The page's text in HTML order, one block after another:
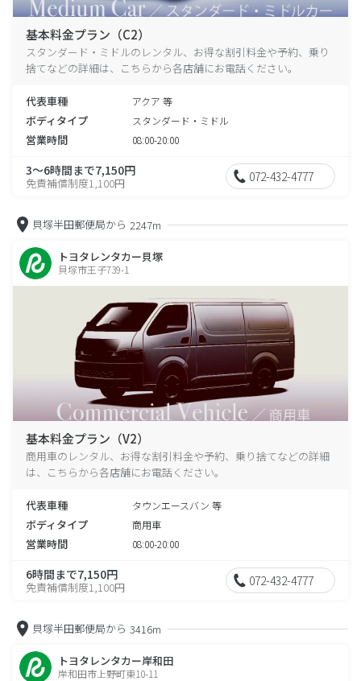
基本料金プラン（C2）
スタンダード・ミドルのレンタル、お得な割引料金や予約、乗り
捨てなどの詳細は、こちらから各店舗にお電話ください。
代表車種 アクア 等
ボディタイプ スタンダード・ミドル
営業時間 08:00-20:00
3～6時間まで7,150円
免責補償制度1,100円 072-432-4777
貝塚半田郵便局から 2247m
トヨタレンタカー貝塚
貝塚市王子739-1
基本料金プラン（V2）
商用車のレンタル、お得な割引料金や予約、乗り捨てなどの詳細
は、こちらから各店舗にお電話ください。
代表車種 タウンエースバン 等
ボディタイプ 商用車
営業時間 08:00-20:00
6時間まで7,150円
免責補償制度1,100円 072-432-4777
貝塚半田郵便局から 3416m
トヨタレンタカー岸和田
岸和田市上野町東10-11